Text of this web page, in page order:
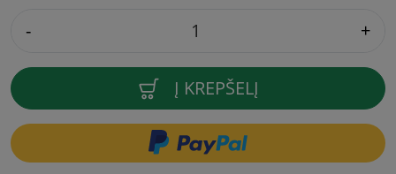
- +
Į KREPŠELĮ